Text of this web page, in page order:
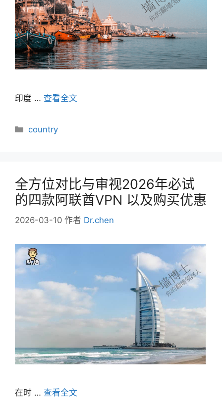
印度 … 查看全文
分
country
全方位对比与审视2026年必试
的四款阿联酋VPN 以及购买优惠
2026-03-10 作者 Dr.chen
在时 … 查看全文